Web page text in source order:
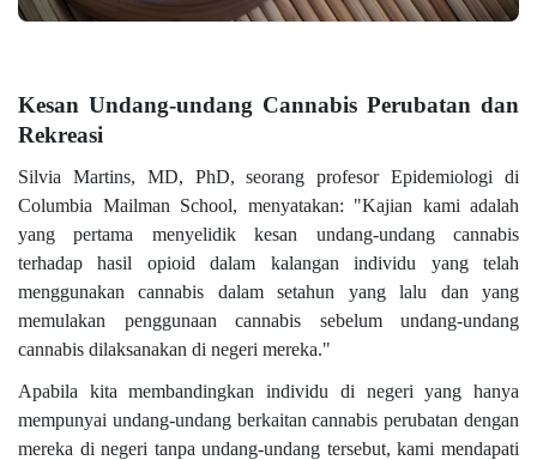
Kesan Undang-undang Cannabis Perubatan dan
Rekreasi
Silvia Martins, MD, PhD, seorang profesor Epidemiologi di
Columbia Mailman School, menyatakan: "Kajian kami adalah
yang pertama menyelidik kesan undang-undang cannabis
terhadap hasil opioid dalam kalangan individu yang telah
menggunakan cannabis dalam setahun yang lalu dan yang
memulakan penggunaan cannabis sebelum undang-undang
cannabis dilaksanakan di negeri mereka."
Apabila kita membandingkan individu di negeri yang hanya
mempunyai undang-undang berkaitan cannabis perubatan dengan
mereka di negeri tanpa undang-undang tersebut, kami mendapati